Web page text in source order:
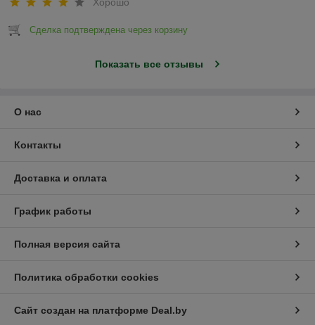
Сделка подтверждена через корзину
Показать все отзывы
О нас
Контакты
Доставка и оплата
График работы
Полная версия сайта
Политика обработки cookies
Сайт создан на платформе Deal.by